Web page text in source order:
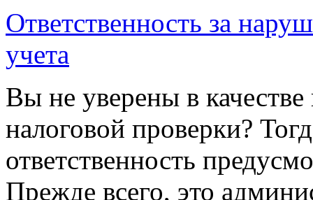
Ответственность за
учета
Вы не уверены в
налоговой проверки?
ответственность
Прежде всего, это